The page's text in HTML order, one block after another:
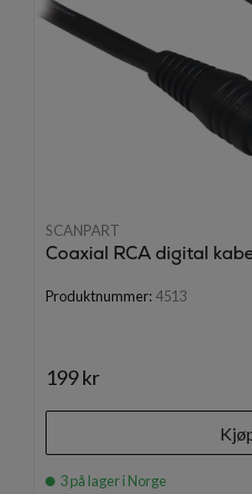
SCANPART
Coaxial RCA digital
Produktnummer:4513
199 kr
3 på lager i Norge